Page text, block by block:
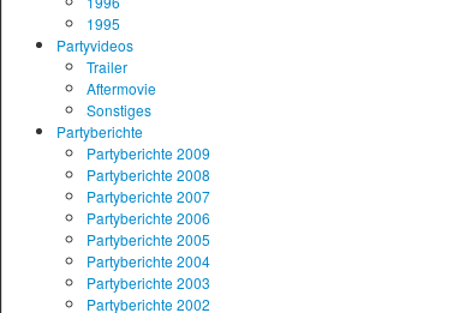
1995
Partyvideos
Trailer
Aftermovie
Sonstiges
Partyberichte
Partyberichte 2009
Partyberichte 2008
Partyberichte 2007
Partyberichte 2006
Partyberichte 2005
Partyberichte 2004
Partyberichte 2003
Partyberichte 2002